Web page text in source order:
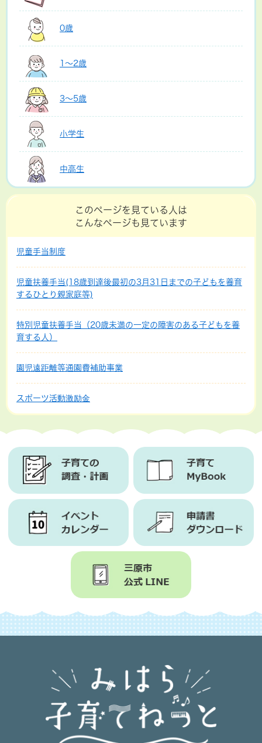
0歳
1～2歳
3～5歳
小学生
中高生
このページを見ている人は
こんなページも見ています
児童手当制度
児童扶養手当(18歳到達後最初の3月31日までの子どもを養育
するひとり親家庭等)
特別児童扶養手当（20歳未満の一定の障害のある子どもを養
育する人）
園児遠距離等通園費補助事業
スポーツ活動激励金